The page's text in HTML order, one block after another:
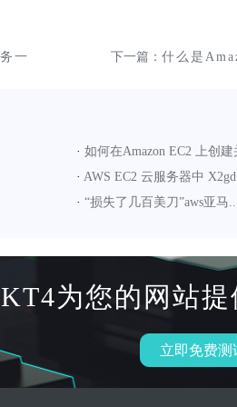
一 下一篇： 什么是
· 如何在Amazon EC2 上创建
· AWS EC2 云服务器中
· “损失了几百美刀”aws亚马
为您的网站
立即免费测